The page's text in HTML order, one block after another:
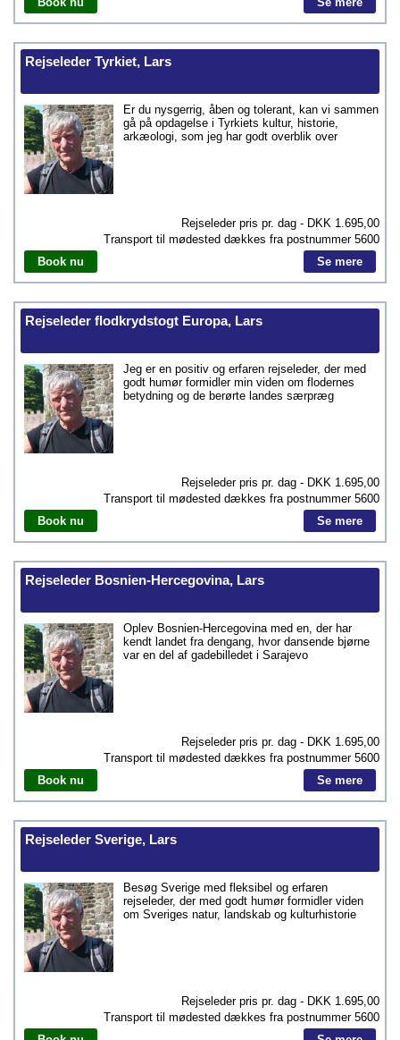
Rejseleder Tyrkiet, Lars
Er du nysgerrig, åben og tolerant, kan vi sammen
gå på opdagelse i Tyrkiets kultur, historie,
arkæologi, som jeg har godt overblik over
Rejseleder pris pr. dag - DKK 1.695,00
Transport til mødested dækkes fra postnummer 5600
Book nu
Se mere
Rejseleder flodkrydstogt Europa, Lars
Jeg er en positiv og erfaren rejseleder, der med
godt humør formidler min viden om flodernes
betydning og de berørte landes særpræg
Rejseleder pris pr. dag - DKK 1.695,00
Transport til mødested dækkes fra postnummer 5600
Book nu
Se mere
Rejseleder Bosnien-Hercegovina, Lars
Oplev Bosnien-Hercegovina med en, der har
kendt landet fra dengang, hvor dansende bjørne
var en del af gadebilledet i Sarajevo
Rejseleder pris pr. dag - DKK 1.695,00
Transport til mødested dækkes fra postnummer 5600
Book nu
Se mere
Rejseleder Sverige, Lars
Besøg Sverige med fleksibel og erfaren
rejseleder, der med godt humør formidler viden
om Sveriges natur, landskab og kulturhistorie
Rejseleder pris pr. dag - DKK 1.695,00
Transport til mødested dækkes fra postnummer 5600